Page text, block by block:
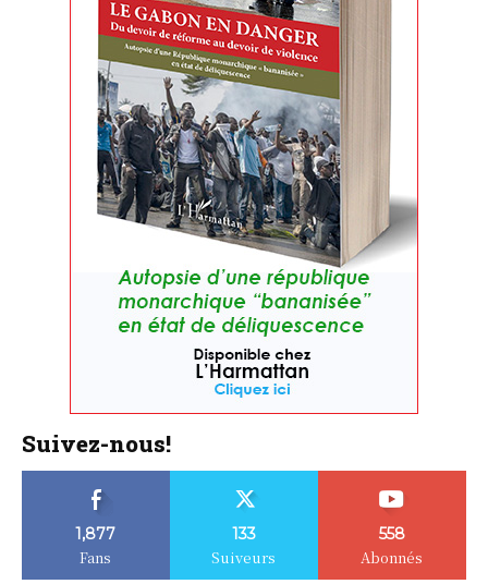
Suivez-nous!
1,877
Fans
133
Suiveurs
558
Abonnés